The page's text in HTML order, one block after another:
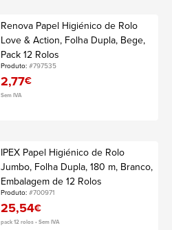
Renova Papel Higiénico de Rolo
Love & Action, Folha Dupla, Bege,
Pack 12 Rolos
Produto:#797535
2,77€
Sem IVA
IPEX Papel Higiénico de Rolo
Jumbo, Folha Dupla, 180 m, Branco,
Embalagem de 12 Rolos
Produto:#700971
25,54€
pack 12 rolos • Sem IVA